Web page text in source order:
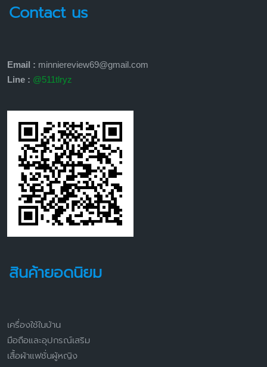
Contact us
Email : minniereview69@gmail.com
Line : @511tlryz
สินค้ายอดนิยม
เครื่องใช้ในบ้าน
มือถือและอุปกรณ์เสริม
เสื้อผ้าแฟชั่นผู้หญิง